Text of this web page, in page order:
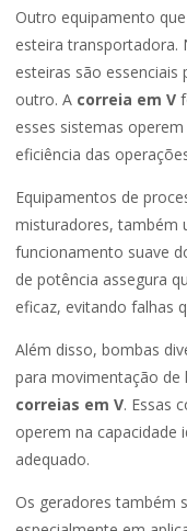
Outro equipamento
esteira transportadora.
esteiras são
outro. A correia em V
esses sistemas
eficiência das
Equipamentos de
misturadores, também
funcionamento suave
de potência assegura
eficaz, evitando falhas
Além disso, bombas
para movimentação
correias em V. Essas
operem na capacidade
adequado.
Os geradores também